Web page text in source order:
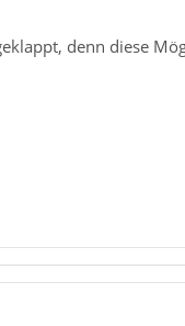
denn diese